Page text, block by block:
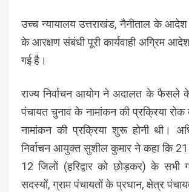
उच्च न्यायालय उत्तराखंड, नैनीताल के
के आरक्षण संबंधी पूरी कार्यवाही अग्रिम
गई है।
राज्य निर्वाचन आयोग ने अदालत के फैसले के
पंचायत चुनाव के नामांकन की प्रक्रिया
नामांकन की प्रक्रिया शुरू होनी थी।
निर्वाचन आयुक्त सुशील कुमार ने कहा कि
12 जिलों (हरिद्वार को छोड़कर) के सभी
सदस्यों, ग्राम पंचायतों के प्रधान, क्षेत्र